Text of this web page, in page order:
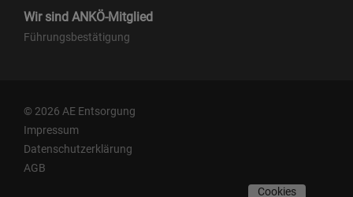
Wir sind ANKÖ-Mitglied
Führungsbestätigung
© 2026 AE Entsorgung
Impressum
Datenschutzerklärung
AGB
Cookies